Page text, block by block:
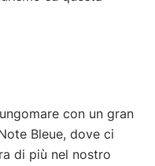
con un gran
Bleue, dove ci
di più nel nostro